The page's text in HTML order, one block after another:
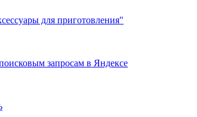
для приготовления"
запросам в Яндексе